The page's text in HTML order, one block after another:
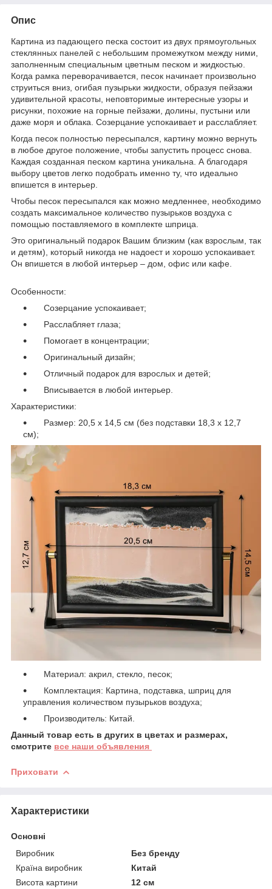
Опис
Картина из падающего песка состоит из двух прямоугольных
стеклянных панелей с небольшим промежутком между ними,
заполненным специальным цветным песком и жидкостью.
Когда рамка переворачивается, песок начинает произвольно
струиться вниз, огибая пузырьки жидкости, образуя пейзажи
удивительной красоты, неповторимые интересные узоры и
рисунки, похожие на горные пейзажи, долины, пустыни или
даже моря и облака. Созерцание успокаивает и расслабляет.
Когда песок полностью пересыпался, картину можно вернуть
в любое другое положение, чтобы запустить процесс снова.
Каждая созданная песком картина уникальна. А благодаря
выбору цветов легко подобрать именно ту, что идеально
впишется в интерьер.
Чтобы песок пересыпался как можно медленнее, необходимо
создать максимальное количество пузырьков воздуха с
помощью поставляемого в комплекте шприца.
Это оригинальный подарок Вашим близким (как взрослым, так
и детям), который никогда не надоест и хорошо успокаивает.
Он впишется в любой интерьер – дом, офис или кафе.
Особенности:
Созерцание успокаивает;
Расслабляет глаза;
Помогает в концентрации;
Оригинальный дизайн;
Отличный подарок для взрослых и детей;
Вписывается в любой интерьер.
Характеристики:
Размер: 20,5 х 14,5 см (без подставки 18,3 х 12,7
см);
Материал: акрил, стекло, песок;
Комплектация: Картина, подставка, шприц для
управления количеством пузырьков воздуха;
Производитель: Китай.
Данный товар есть в других в цветах и размерах,
смотрите все наши объявления
Приховати
Характеристики
Основні
Виробник
Без бренду
Країна виробник
Китай
Висота картини
12 см